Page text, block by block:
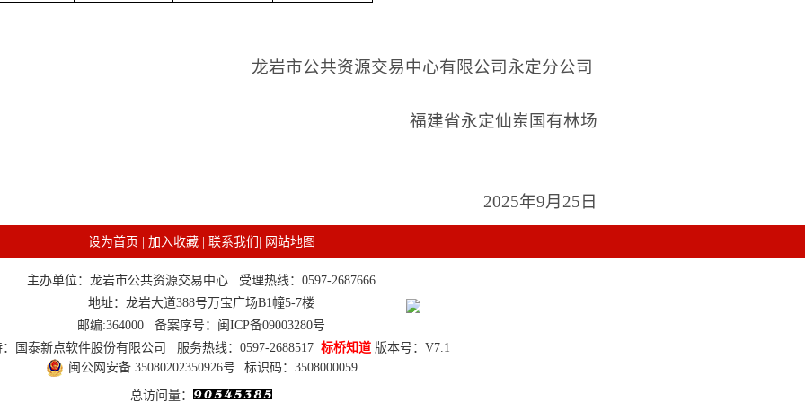
龙岩市公共资源交易中心有限公司永定分公司
福建省永定仙岽国有林场
2025年9月 25 日
设为首页 加入收藏| 联系我们 网站地图
主办单位：龙岩市公共资源交易中心 受理热线：0597-2687666
地址：龙岩大道388号万宝广场B1幢5-7楼
邮编:364000 备案序号： 闽ICP备09003280号
国泰新点软件股份有限公司 服务热线：0597-2688517 标桥知道 版本号：V7.1
闽公网安备 35080202350926号
标识码：3508000059
总访问量：